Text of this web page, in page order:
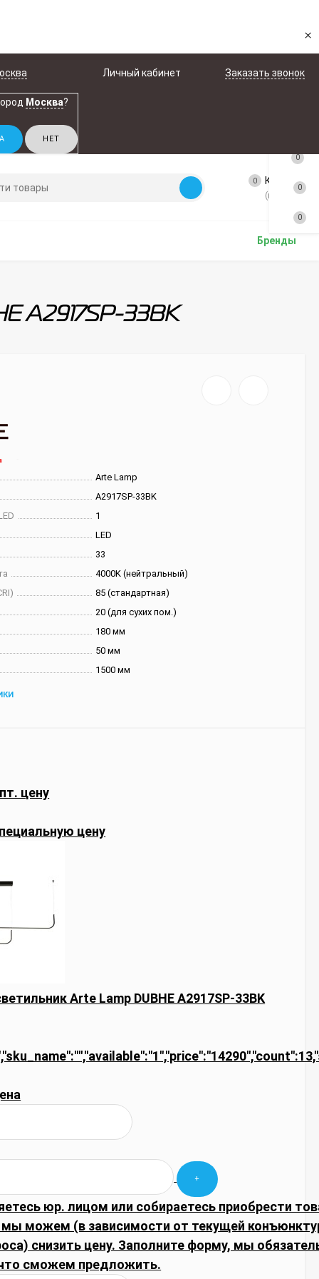
×
Москва?
Личный кабинет Заказать звонок
0 Корзина
(пусто)
Бренды
A2917SP-33BK
Arte Lamp
A2917SP-33BK
1
LED
33
4000K (нейтральный)
85 (стандартная)
20 (для сухих пом.)
180 мм
50 мм
1500 мм
цену
цену
Arte Lamp DUBHE A2917SP-33BK
юр. лицом или собираетесь приобрести
мы можем (в зависимости от текущей
снизить цену. Заполните форму, мы
сможем предложить.
0
0
0